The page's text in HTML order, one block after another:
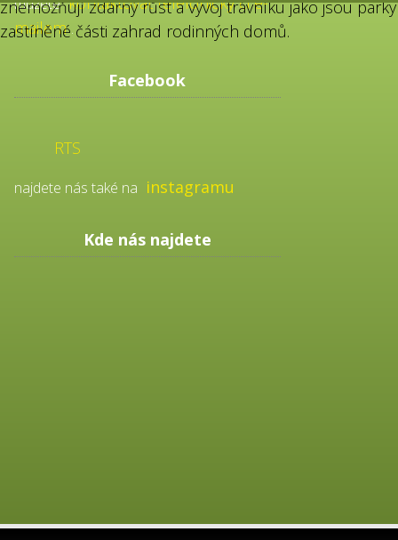
znemožňují zdárný růst a vývoj trávníku jako jsou
zastíněné části zahrad rodinných domů.
mailem .
Facebook
RTS
najdete nás také na instagramu
Kde nás najdete